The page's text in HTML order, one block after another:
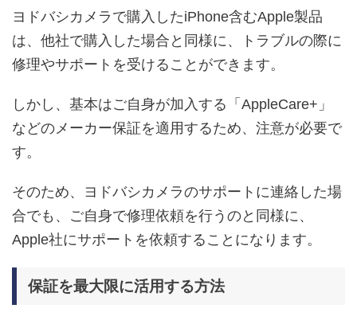
ヨドバシカメラで購入したiPhone含むApple製品
は、他社で購入した場合と同様に、トラブルの際に
修理やサポートを受けることができます。
しかし、基本はご自身が加入する「AppleCare+」
などのメーカー保証を適用するため、注意が必要で
す。
そのため、ヨドバシカメラのサポートに連絡した場
合でも、ご自身で修理依頼を行うのと同様に、
Apple社にサポートを依頼することになります。
保証を最大限に活用する方法